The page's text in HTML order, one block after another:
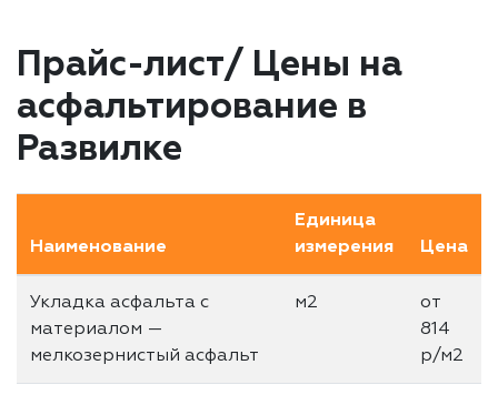
Прайс-лист/ Цены на
асфальтирование в
Развилке
Наименование
Единица
измерения
Цена
Укладка асфальта с
материалом —
мелкозернистый асфальт
м2
от
814
р/м2